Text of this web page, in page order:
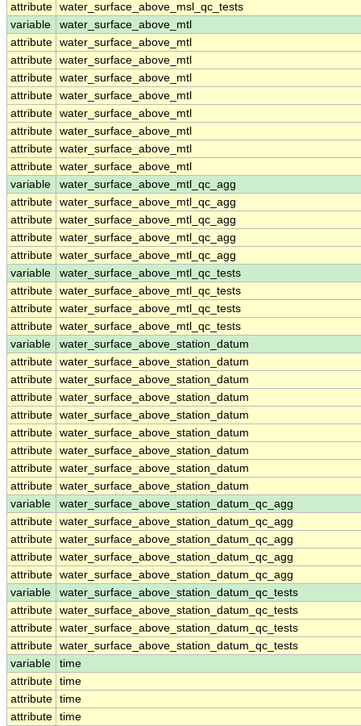
attribute water_surface_above_msl_qc_tests
variable
water_surface_above_mtl
attribute water_surface_above_mtl
attribute water_surface_above_mtl
attribute water_surface_above_mtl
attribute water_surface_above_mtl
attribute water_surface_above_mtl
attribute water_surface_above_mtl
attribute water_surface_above_mtl
attribute water_surface_above_mtl
variable
water_surface_above_mtl_qc_agg
attribute water_surface_above_mtl_qc_agg
attribute water_surface_above_mtl_qc_agg
attribute water_surface_above_mtl_qc_agg
attribute water_surface_above_mtl_qc_agg
variable
water_surface_above_mtl_qc_tests
attribute water_surface_above_mtl_qc_tests
attribute water_surface_above_mtl_qc_tests
attribute water_surface_above_mtl_qc_tests
variable
water_surface_above_station_datum
attribute water_surface_above_station_datum
attribute water_surface_above_station_datum
attribute water_surface_above_station_datum
attribute water_surface_above_station_datum
attribute water_surface_above_station_datum
attribute water_surface_above_station_datum
attribute water_surface_above_station_datum
attribute water_surface_above_station_datum
variable
water_surface_above_station_datum_qc_agg
attribute water_surface_above_station_datum_qc_agg
attribute water_surface_above_station_datum_qc_agg
attribute water_surface_above_station_datum_qc_agg
attribute water_surface_above_station_datum_qc_agg
variable
water_surface_above_station_datum_qc_tests
attribute water_surface_above_station_datum_qc_tests
attribute water_surface_above_station_datum_qc_tests
attribute water_surface_above_station_datum_qc_tests
variable
time
attribute time
attribute time
attribute time